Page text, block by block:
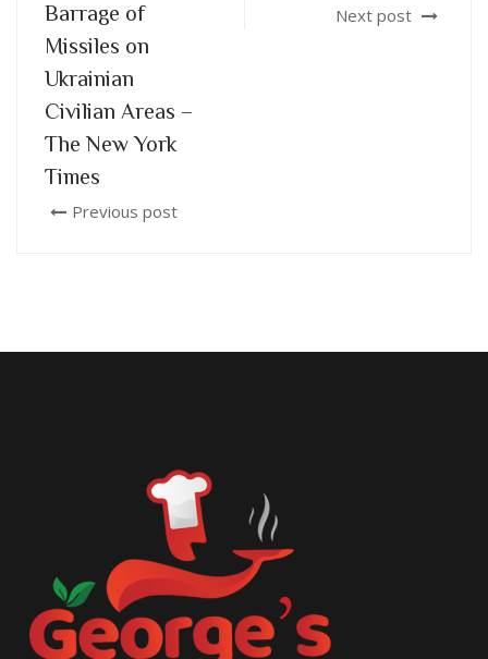
Barrage of
Missiles on
Ukrainian
Civilian Areas –
The New York
Times
Previous post
Next post